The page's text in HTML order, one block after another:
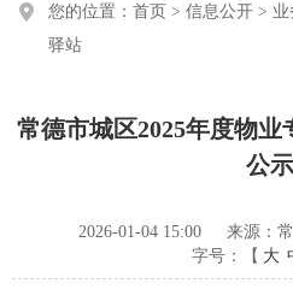
您的位置： 首页 > 信息公开 >
驿站
常德市城区2025年度物
公示
2026-01-04 15:00
来源：
字号：【 大